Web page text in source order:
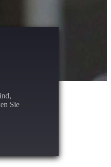
Sie